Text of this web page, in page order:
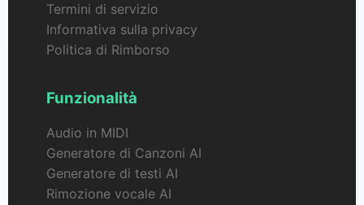
Termini di servizio
Informativa sulla privacy
Politica di Rimborso
Funzionalità
Audio in MIDI
Generatore di Canzoni AI
Generatore di testi AI
Rimozione vocale AI